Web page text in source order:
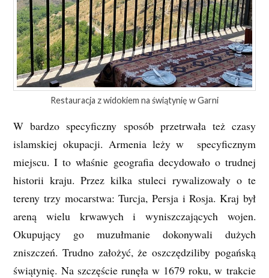
Restauracja z widokiem na świątynię w Garni
W bardzo specyficzny sposób przetrwała też czasy
islamskiej okupacji. Armenia leży w specyficznym
miejscu. I to właśnie geografia decydowało o trudnej
historii kraju. Przez kilka stuleci rywalizowały o te
tereny trzy mocarstwa: Turcja, Persja i Rosja. Kraj był
areną wielu krwawych i wyniszczających wojen.
Okupujący go muzułmanie dokonywali dużych
zniszczeń. Trudno założyć, że oszczędziliby pogańską
świątynię. Na szczęście runęła w 1679 roku, w trakcie